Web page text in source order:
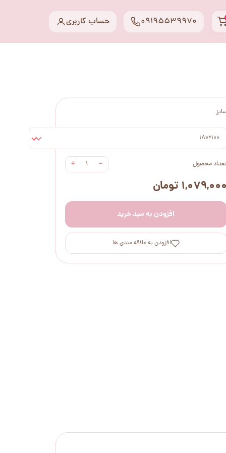
حساب کاربری 09195539970
100*180
محصول −
+
۱,۰۷۹,۰۰۰ تومان
افزودن به سبد خرید
افزودن به علاقه مندی ها